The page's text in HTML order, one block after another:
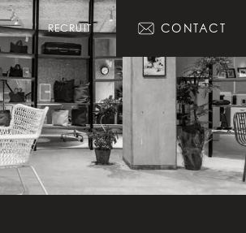
RECRUIT CONTACT